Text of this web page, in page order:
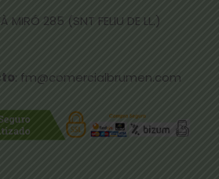
MIRÓ 285 (SNT FELIU DE LL.)
: fm@comercialbrumen.com